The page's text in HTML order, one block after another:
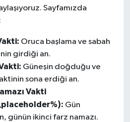
Sayfamızda
Oruca başlama ve sabah
girdiği an.
Güneşin doğduğu ve
sona erdiği an.
Vakti
Gün
günün ikinci farz namazı.